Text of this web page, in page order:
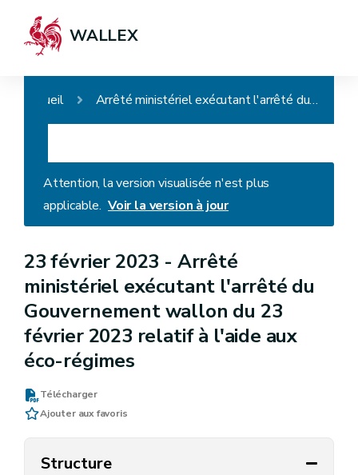
WALLEX
Accueil Arrêté ministériel exécutant l'arrêté du Gouvernement wallon du 23 février 2023 relatif à l'aide aux éco-régimes
Attention, la version visualisée n'est plus
applicable. Voir la version à jour
23 février 2023 - Arrêté
ministériel exécutant l'arrêté du
Gouvernement wallon du 23
février 2023 relatif à l'aide aux
éco-régimes
Télécharger
Ajouter aux favoris
Structure